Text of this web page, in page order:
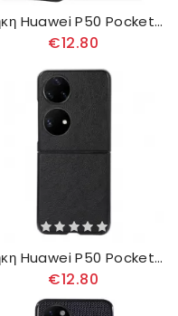
Θήκη Huawei P50 Pocket Ραφή Από Συνθετικό Δέρμα
€12.80
Θήκη Huawei P50 Pocket Συνθετικό Δέρμα Litchi Elegance
€12.80